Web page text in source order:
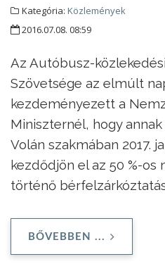
Kategória: Közlemények
2016.07.08. 08:59
Az Autóbusz-
Szövetsége az elmúlt
kezdeményezett a
Miniszternél, hogy
Volán szakmában 2017.
kezdődjön el az 50 %-os
történő
BŐVEBBEN ...